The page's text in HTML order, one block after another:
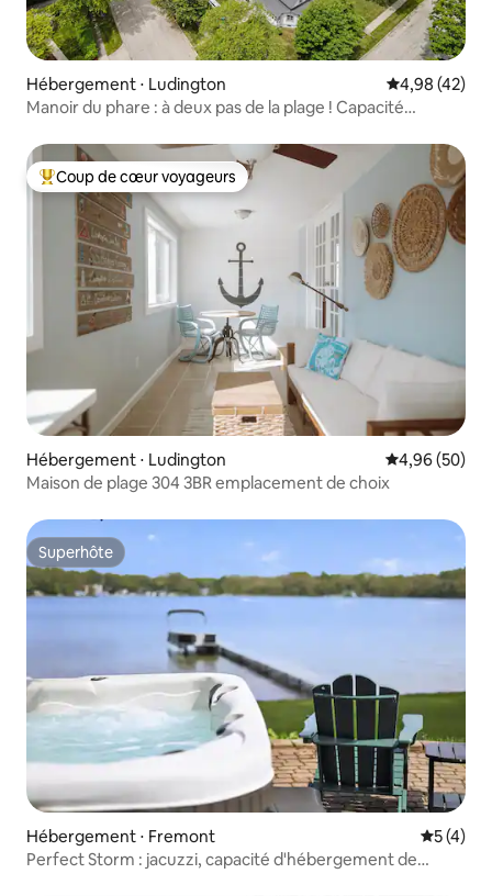
Hébergement ⋅ Ludington Évaluation
4,98 (42)
Manoir du phare : à deux pas de la plage ! Capacité
Coups de cœur voyageurs les plus appréciés
Coup de cœur voyageurs
Hébergement ⋅ Ludington Évaluation
4,96 (50)
Maison de plage 304 3BR emplacement de choix
Superhôte
Superhôte
Hébergement ⋅ Fremont
5 (4)
Perfect Storm : jacuzzi, capacité d'hébergement de